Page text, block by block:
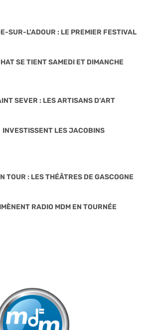
SUR-L’ADOUR : LE PREMIER FESTIVAL
SE TIENT SAMEDI ET DIMANCHE
SEVER : LES ARTISANS D’ART
INVESTISSENT LES JACOBINS
TOUR : LES THÉÂTRES DE GASCOGNE
RADIO MDM EN TOURNÉE